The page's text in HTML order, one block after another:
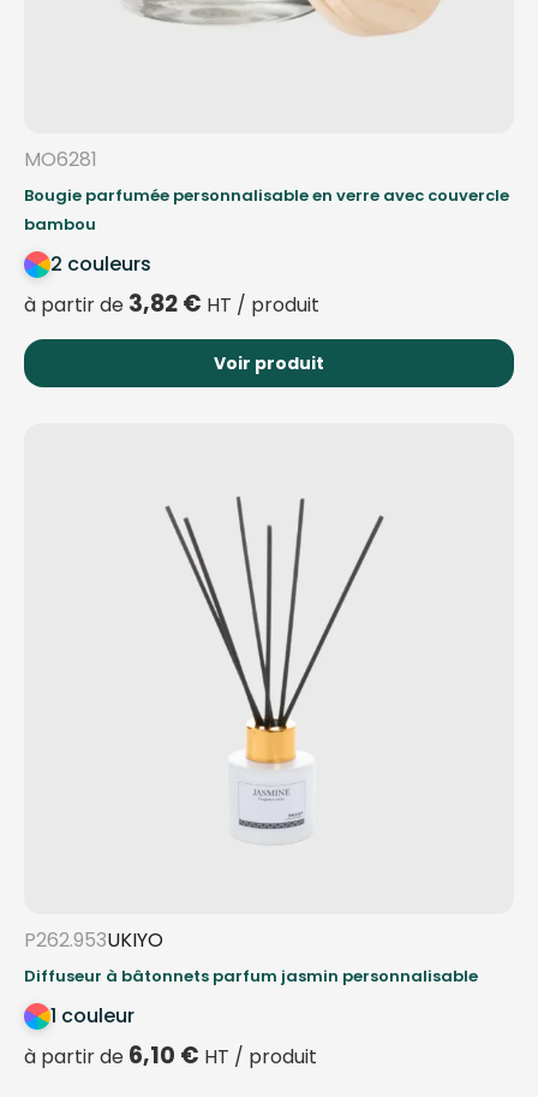
MO6281
Bougie parfumée personnalisable en verre avec couvercle
bambou
2 couleurs
à partir de 3,82€ HT / produit
Voir produit
P262.953UKIYO
Diffuseur à bâtonnets parfum jasmin personnalisable
1 couleur
à partir de 6,10 € HT / produit